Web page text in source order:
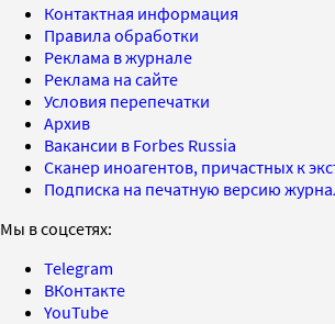
Контактная информация
Правила обработки
Реклама в журнале
Реклама на сайте
Условия перепечатки
Архив
Вакансии в Forbes Russia
Сканер иноагентов, причастных к
Подписка на печатную версию
Мы в соцсетях:
Telegram
ВКонтакте
YouTube